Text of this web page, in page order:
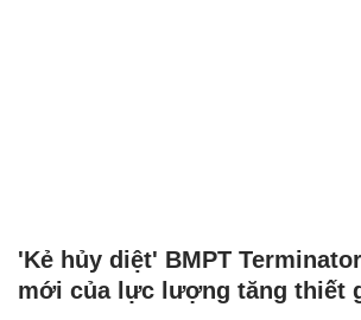
'Kẻ hủy diệt' BMPT
mới của lực lượng tăng thiết